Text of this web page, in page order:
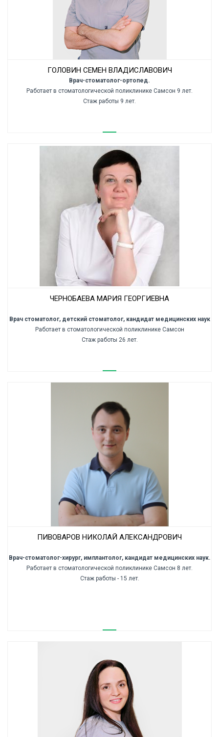
ГОЛОВИН СЕМЕН ВЛАДИСЛАВОВИЧ
Врач-стоматолог-ортопед.
Работает в стоматологической поликлинике Самсон 9 лет.
Стаж работы 9 лет.
ЧЕРНОБАЕВА МАРИЯ ГЕОРГИЕВНА
Врач стоматолог, детский стоматолог, кандидат медицинских наук
Работает в стоматологической поликлинике Самсон
Стаж работы 26 лет.
ПИВОВАРОВ НИКОЛАЙ АЛЕКСАНДРОВИЧ
Врач-стоматолог-хирург, имплантолог, кандидат медицинских наук.
Работает в стоматологической поликлинике Самсон 8 лет.
Стаж работы - 15 лет.